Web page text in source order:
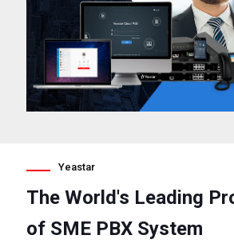
Yeastar
The World's Leading
of SME PBX System